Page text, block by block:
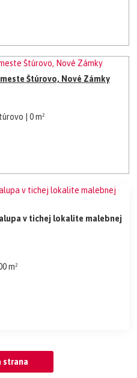
Štúrovo, Nové Zámky
| 0 m²
v tichej lokalite malebnej
m²
strana